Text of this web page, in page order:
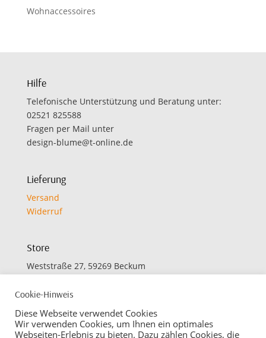
Wohnaccessoires
Hilfe
Telefonische Unterstützung und Beratung unter:
02521 825588
Fragen per Mail unter
design-blume@t-online.de
Lieferung
Versand
Widerruf
Store
Weststraße 27, 59269 Beckum
Öffnungszeiten
Montag bis Freitag:
09.30 bis 12.30 Uhr
Cookie-Hinweis
Diese Webseite verwendet Cookies
Wir verwenden Cookies, um Ihnen ein optimales
Webseiten-Erlebnis zu bieten. Dazu zählen Cookies, die